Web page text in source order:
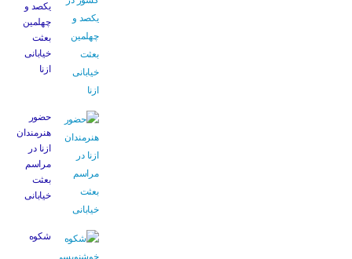
یکصد و
چهلمین
بعثت
خیابانی
ازنا
حضور
هنرمندان
ازنا در
مراسم
بعثت
خیابانی
شکوه